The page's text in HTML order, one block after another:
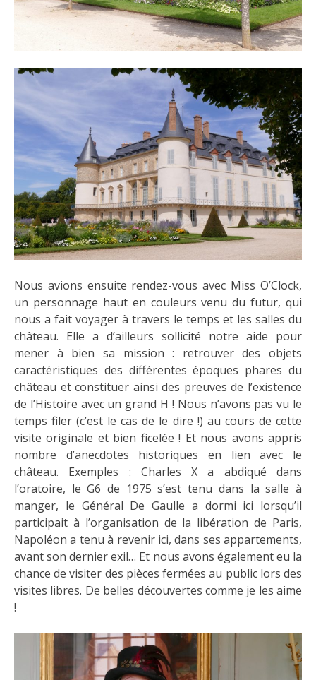
Nous avions ensuite rendez-vous avec Miss O’Clock,
un personnage haut en couleurs venu du futur, qui
nous a fait voyager à travers le temps et les salles du
château. Elle a d’ailleurs sollicité notre aide pour
mener à bien sa mission : retrouver des objets
caractéristiques des différentes époques phares du
château et constituer ainsi des preuves de l’existence
de l’Histoire avec un grand H ! Nous n’avons pas vu le
temps filer (c’est le cas de le dire !) au cours de cette
visite originale et bien ficelée ! Et nous avons appris
nombre d’anecdotes historiques en lien avec le
château. Exemples : Charles X a abdiqué dans
l’oratoire, le G6 de 1975 s’est tenu dans la salle à
manger, le Général De Gaulle a dormi ici lorsqu’il
participait à l’organisation de la libération de Paris,
Napoléon a tenu à revenir ici, dans ses appartements,
avant son dernier exil… Et nous avons également eu la
chance de visiter des pièces fermées au public lors des
visites libres. De belles découvertes comme je les aime
!